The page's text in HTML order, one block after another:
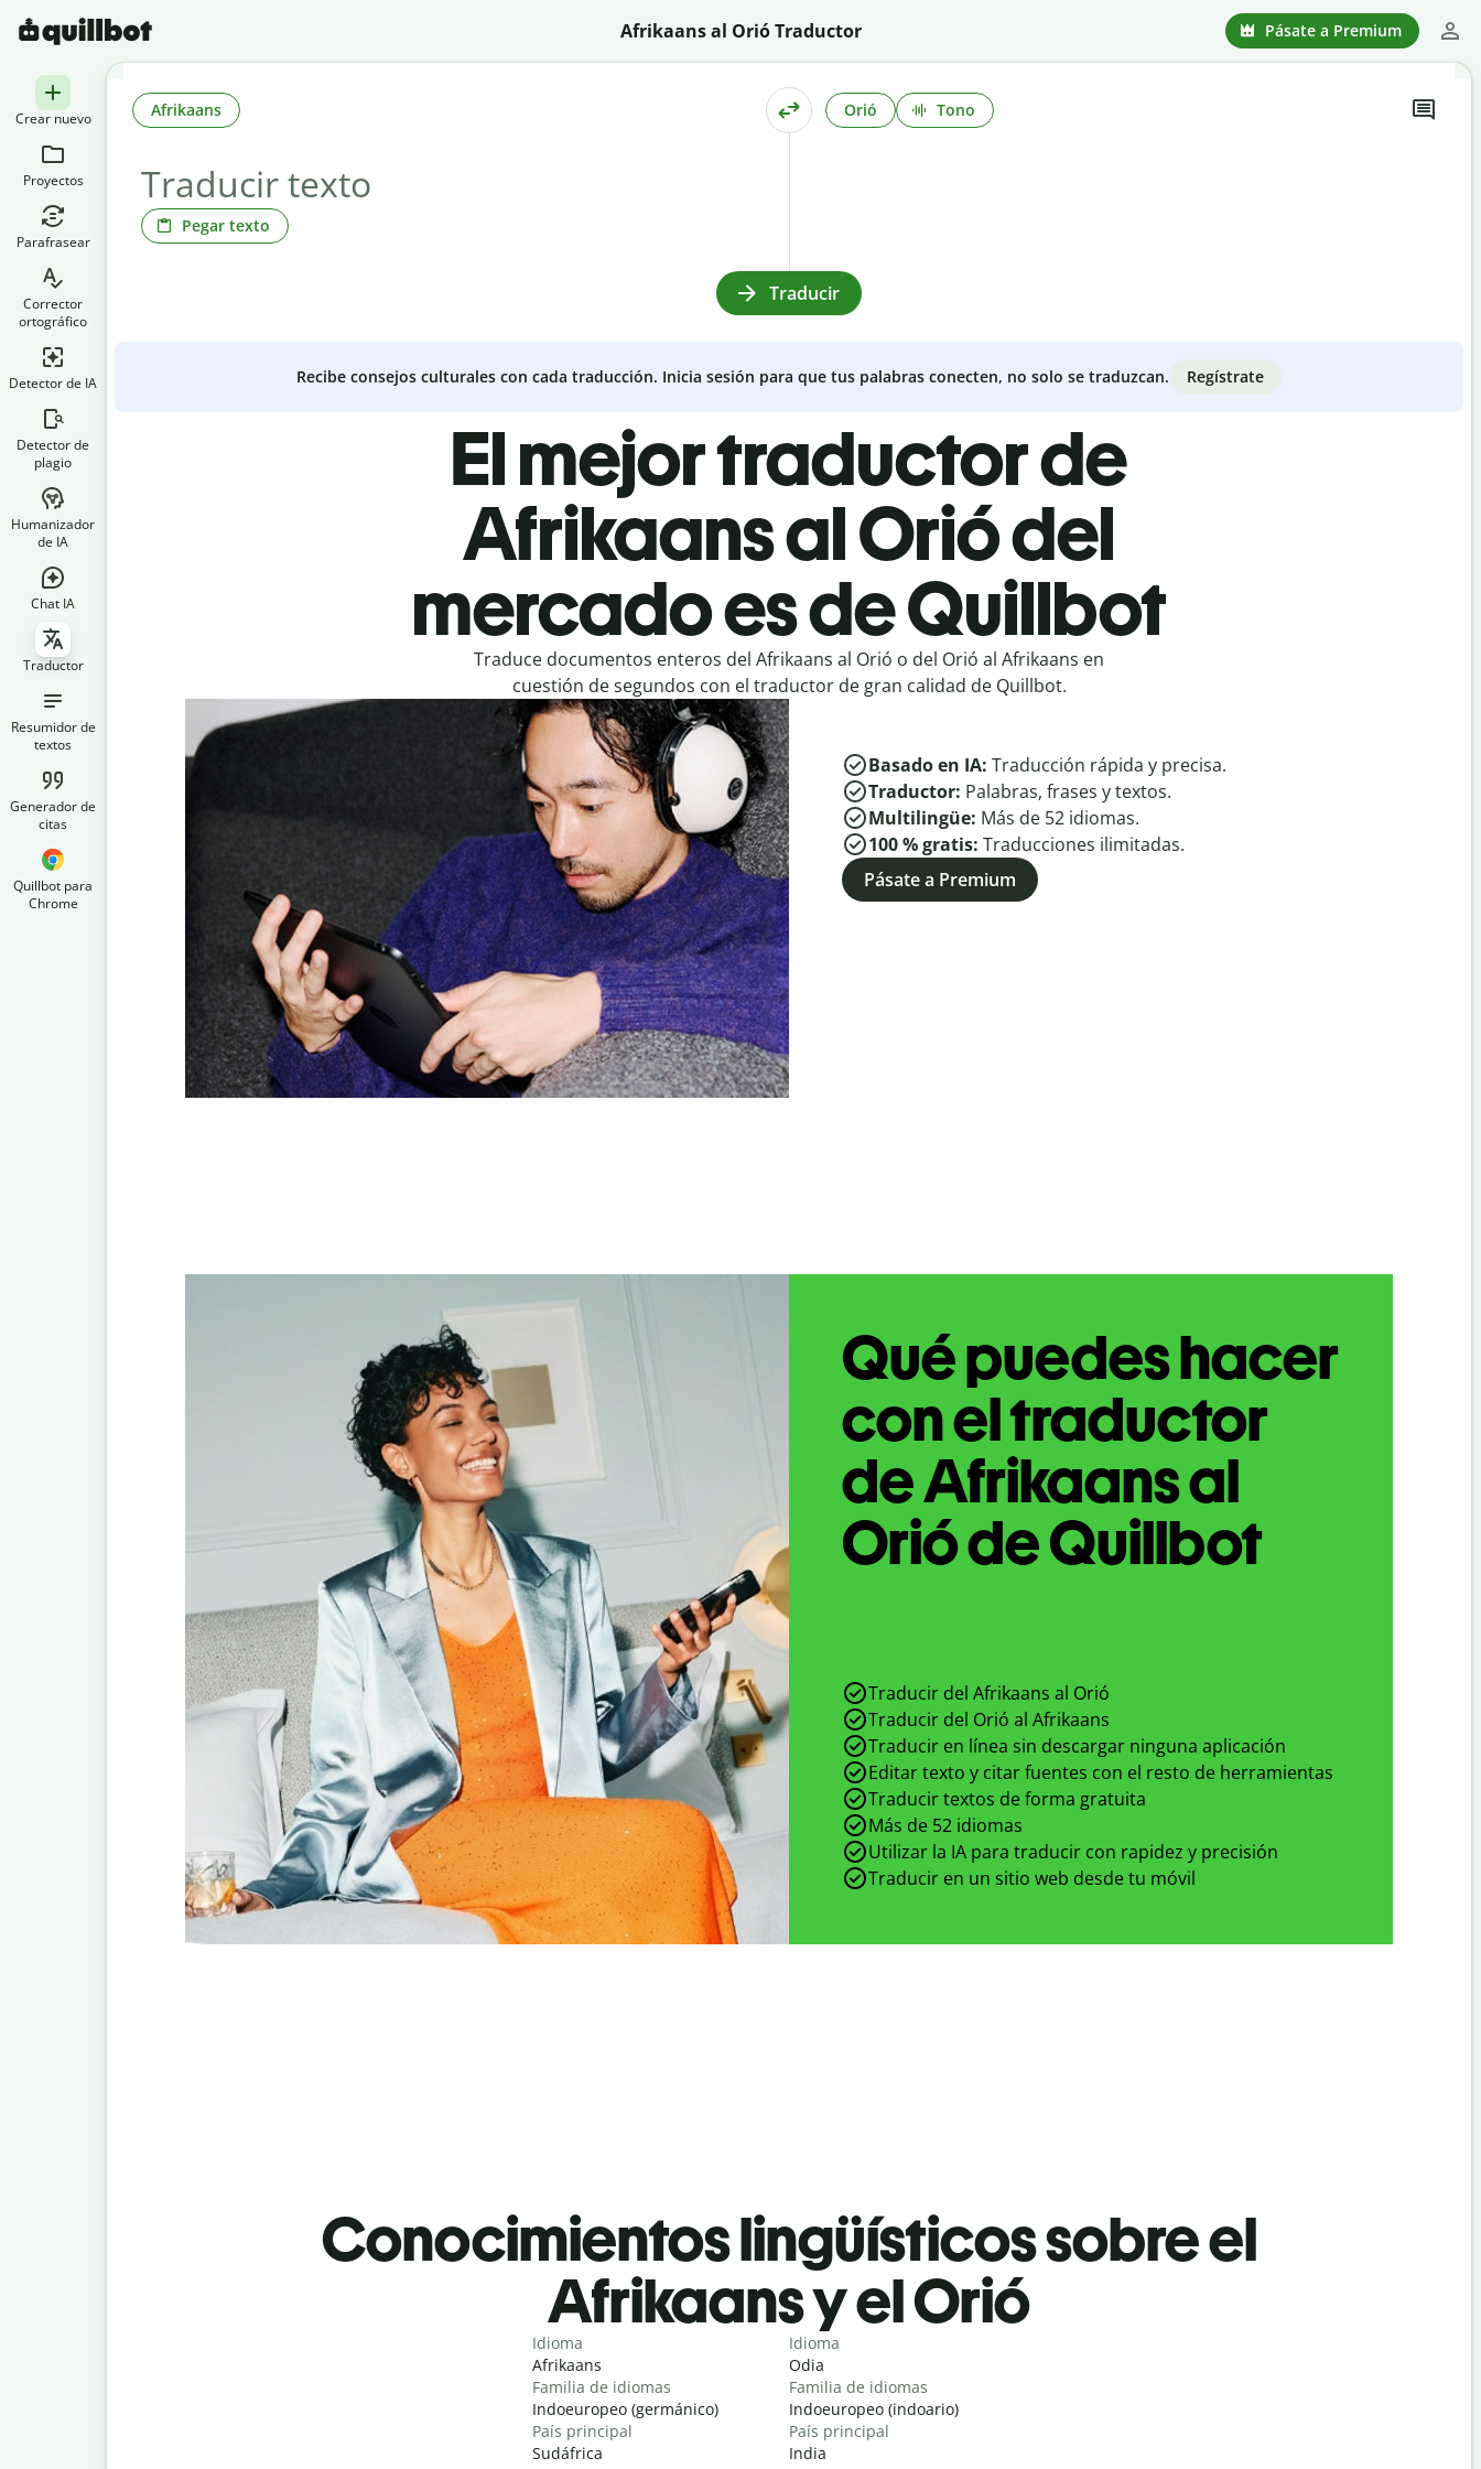
Afrikaans al Orió Traductor Pásate a Premium
Crear nuevo
Proyectos
Parafrasear
Corrector
ortográfico
Detector de IA
Detector de
plagio
Humanizador
de IA
Chat IA
Traductor
Resumidor de
textos
Generador de
citas
Quillbot para
Chrome
Pegar texto
Afrikaans Orió Tono
Traducir
Recibe consejos culturales con cada traducción. Inicia sesión para que tus palabras conecten, no solo se traduzcan. Regístrate
El mejor traductor de
Afrikaans al Orió del
mercado es de Quillbot
Traduce documentos enteros del Afrikaans al Orió o del Orió al Afrikaans en
cuestión de segundos con el traductor de gran calidad de Quillbot.
Basado en IA: Traducción rápida y precisa.
Traductor: Palabras, frases y textos.
Multilingüe: Más de 52 idiomas.
100 % gratis: Traducciones ilimitadas.
Pásate a Premium
Qué puedes hacer
con el traductor
de Afrikaans al
Orió de Quillbot
Traducir del Afrikaans al Orió
Traducir del Orió al Afrikaans
Traducir en línea sin descargar ninguna aplicación
Editar texto y citar fuentes con el resto de herramientas
Traducir textos de forma gratuita
Más de 52 idiomas
Utilizar la IA para traducir con rapidez y precisión
Traducir en un sitio web desde tu móvil
Conocimientos lingüísticos sobre el
Afrikaans y el Orió
Idioma
Afrikaans
Familia de idiomas
Indoeuropeo (germánico)
País principal
Sudáfrica
Idioma
Odia
Familia de idiomas
Indoeuropeo (indoario)
País principal
India